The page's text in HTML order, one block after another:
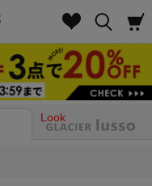
Look